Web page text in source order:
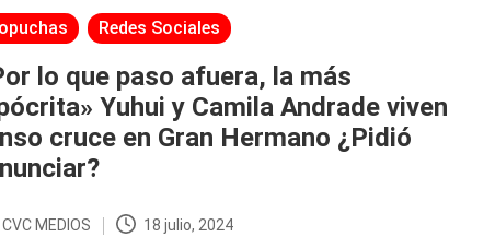
Redes Sociales
lo que paso afuera, la más
Yuhui y Camila Andrade viven
cruce en Gran Hermano ¿Pidió
CVC MEDIOS 18 julio, 2024